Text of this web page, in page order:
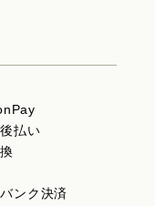
払い
ンク決済